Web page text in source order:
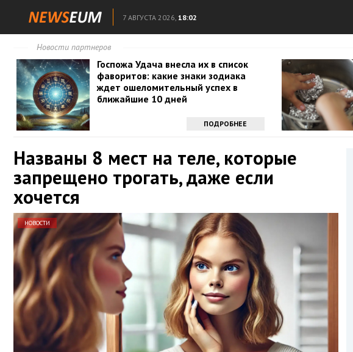
7 АВГУСТА 2026, 18:02
Новости партнеров
Госпожа Удача внесла их в список
фаворитов: какие знаки зодиака
ждет ошеломительный успех в
ближайшие 10 дней
ПОДРОБНЕЕ
Названы 8 мест на теле, которые
запрещено трогать, даже если
хочется
НОВОСТИ